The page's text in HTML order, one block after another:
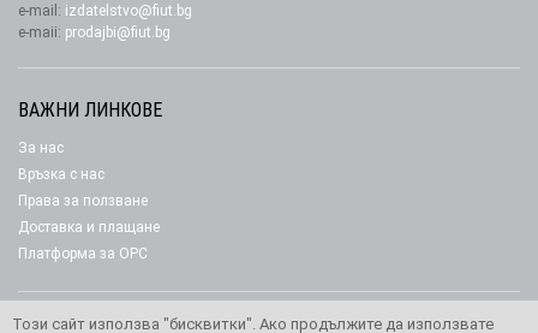
e-mail: izdatelstvo@fiut.bg
e-maii: prodajbi@fiut.bg
ВАЖНИ ЛИНКОВЕ
За нас
Връзка с нас
Права за ползване
Доставка и плащане
Платформа за ОРС
Този сайт използва "бисквитки". Ако продължите да използвате